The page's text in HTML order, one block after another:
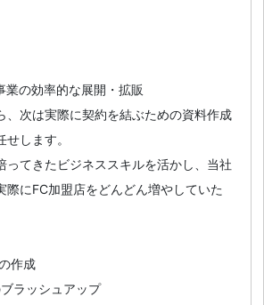
の効率的な展開・拡販
、次は実際に契約を結ぶための資料作成
します。
ってきたビジネススキルを活かし、当社
際にFC加盟店をどんどん増やしていた
作成
ラッシュアップ